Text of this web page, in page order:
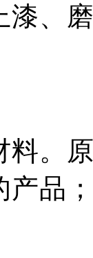
漆、
料。
产品